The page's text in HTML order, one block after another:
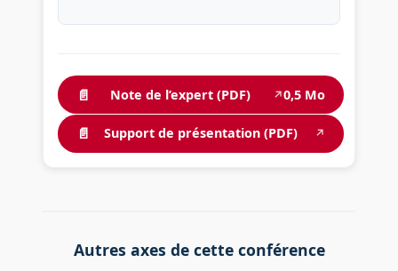
📄 Note de l’expert (PDF) ↗0,5 Mo
📄 Support de présentation (PDF) ↗
Autres axes de cette conférence